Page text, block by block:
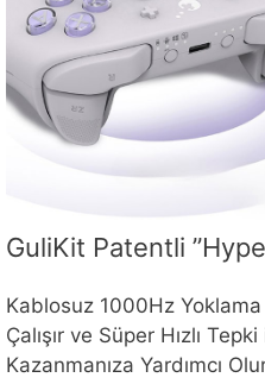
GuliKit Patentli
Kablosuz 1000Hz Yoklama
Çalışır ve Süper Hızlı
Kazanmanıza Yardımcı